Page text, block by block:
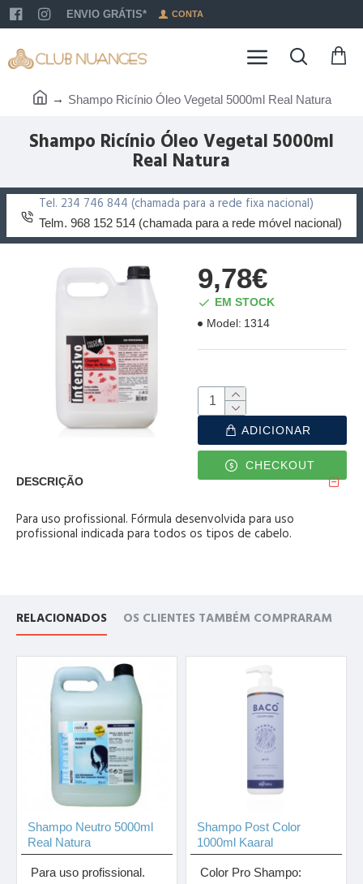
ENVIO GRÁTIS* CONTA
Shampo Ricínio Óleo Vegetal 5000ml Real Natura
Shampo Ricínio Óleo Vegetal 5000ml
Real Natura
Tel. 234 746 844 (chamada para a rede fixa nacional)
Telm. 968 152 514 (chamada para a rede móvel nacional)
9,78€
EM STOCK
Model: 1314
ADICIONAR
CHECKOUT
DESCRIÇÃO
Para uso profissional. Fórmula desenvolvida para uso
profissional indicada para todos os tipos de cabelo.
RELACIONADOS OS CLIENTES TAMBÉM COMPRARAM
Shampo Neutro 5000ml
Real Natura
Para uso profissional.
Shampo Post Color
1000ml Kaaral
Color Pro Shampo: